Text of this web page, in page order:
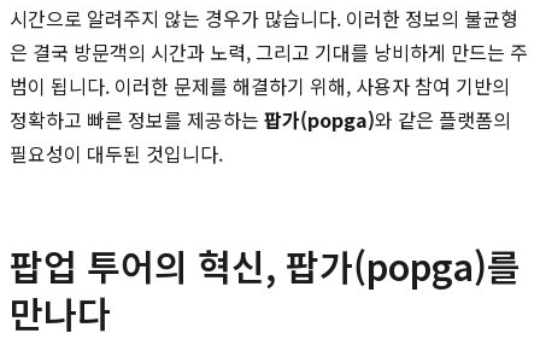
시간으로 알려주지 않는 경우가 많습니다. 이러한 정보의 불균형
은 결국 방문객의 시간과 노력, 그리고 기대를 낭비하게 만드는 주
범이 됩니다. 이러한 문제를 해결하기 위해, 사용자 참여 기반의
정확하고 빠른 정보를 제공하는 팝가(popga)와 같은 플랫폼의
필요성이 대두된 것입니다.
팝업 투어의 혁신, 팝가(popga)를
만나다